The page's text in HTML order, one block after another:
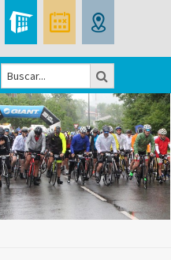
Formulario
de
búsqueda